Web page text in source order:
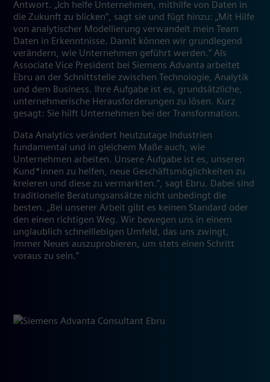
Antwort. „Ich helfe Unternehmen, mithilfe von Daten in
die Zukunft zu blicken”, sagt sie und fügt hinzu: ​​„Mit Hilfe
von analytischer Modellierung verwandelt mein Team
Daten in Erkenntnisse. Damit können wir grundlegend
verändern, wie Unternehmen geführt werden.” Als
Associate Vice President bei Siemens Advanta arbeitet
Ebru an der Schnittstelle zwischen Technologie, Analytik
und dem Business. Ihre Aufgabe ist es, grundsätzliche,
unternehmerische Herausforderungen zu lösen. Kurz
gesagt: Sie hilft Unternehmen bei der Transformation.
Data Analytics verändert heutzutage Industrien
fundamental und in gleichem Maße auch, wie
Unternehmen arbeiten. Unsere Aufgabe ist es, unseren
Kund*innen zu helfen, neue Geschäftsmöglichkeiten zu
kreieren und diese zu vermarkten.”, sagt Ebru. Dabei sind
traditionelle Beratungsansätze nicht unbedingt die
besten. „Bei unserer Arbeit gibt es keinen Standard oder
den einen richtigen Weg. Wir bewegen uns in einem
unglaublich schnelllebigen Umfeld, das uns zwingt,
immer Neues auszuprobieren, um stets einen Schritt
voraus zu sein.”